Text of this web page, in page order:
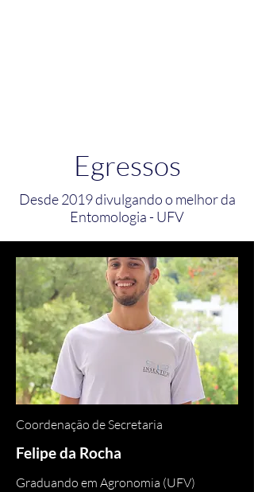
Egressos
Desde 2019 divulgando o melhor da
Entomologia - UFV
Coordenação de Secretaria
Felipe da Rocha
Graduando em Agronomia (UFV)